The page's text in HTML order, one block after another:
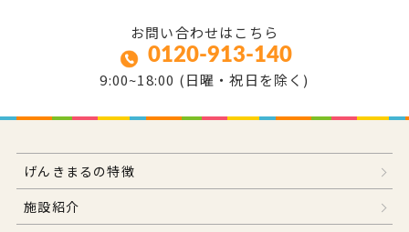
お問い合わせはこちら
0120-913-140
9:00~18:00 (日曜・祝日を除く)
げんきまるの特徴
施設紹介